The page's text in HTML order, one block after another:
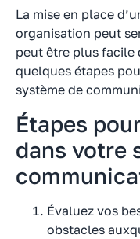
La mise en place
organisation peut
peut être plus facile
quelques étapes
système de
Étapes
dans votre
Évaluez vos
obstacles